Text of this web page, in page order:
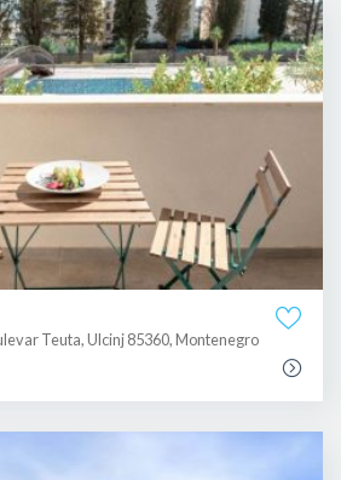
Teuta, Ulcinj 85360, Montenegro